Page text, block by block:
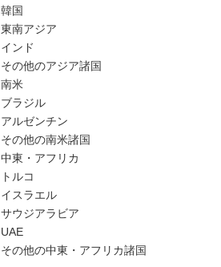
韓国
東南アジア
インド
その他のアジア諸国
南米
ブラジル
アルゼンチン
その他の南米諸国
中東・アフリカ
トルコ
イスラエル
サウジアラビア
UAE
その他の中東・アフリカ諸国